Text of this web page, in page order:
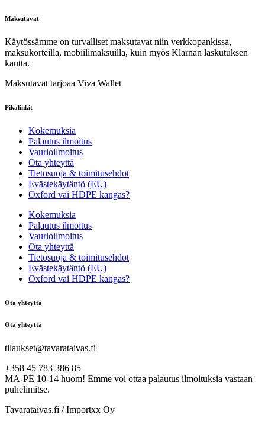
Maksutavat
Käytössämme on turvalliset maksutavat niin verkkopankissa,
maksukorteilla, mobiilimaksuilla, kuin myös Klarnan laskutuksen
kautta.
Maksutavat tarjoaa Viva Wallet
Pikalinkit
Kokemuksia
Palautus ilmoitus
Vaurioilmoitus
Ota yhteyttä
Tietosuoja & toimitusehdot
Evästekäytäntö (EU)
Oxford vai HDPE kangas?
Kokemuksia
Palautus ilmoitus
Vaurioilmoitus
Ota yhteyttä
Tietosuoja & toimitusehdot
Evästekäytäntö (EU)
Oxford vai HDPE kangas?
Ota yhteyttä
Ota yhteyttä
tilaukset@tavarataivas.fi
+358 45 783 386 85
MA-PE 10-14 huom! Emme voi ottaa palautus ilmoituksia vastaan
puhelimitse.
Tavarataivas.fi / Importxx Oy